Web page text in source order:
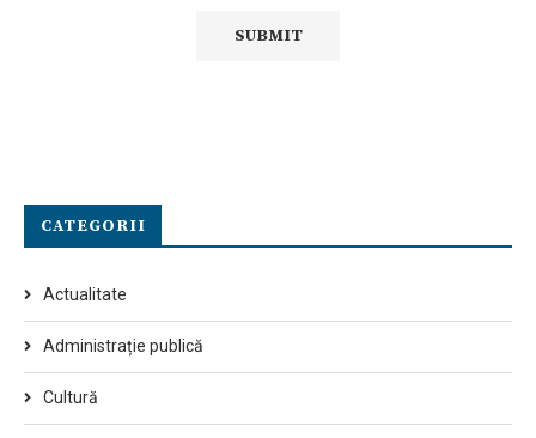
CATEGORII
Actualitate
Administrație publică
Cultură